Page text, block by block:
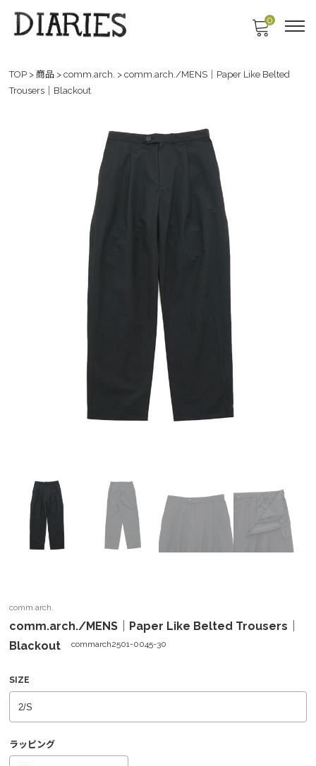
0
TOP > 商品 > comm.arch. > comm.arch./MENS｜Paper Like Belted
Trousers｜Blackout
comm.arch.
comm.arch./MENS｜Paper Like Belted Trousers｜
Blackout
commarch2501-0045-30
SIZE
ラッピング